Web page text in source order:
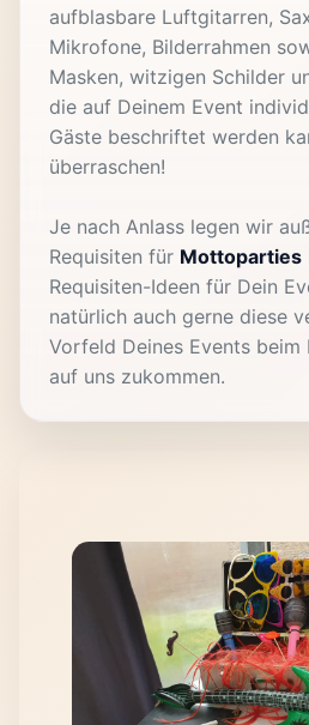
aufblasbare Luftgitarren,
Mikrofone, Bilderrahmen
Masken, witzigen Schilder
die auf Deinem Event
Gäste beschriftet werden
überraschen!
Je nach Anlass legen wir
Requisiten für Mottoparties
Requisiten-Ideen für Dein
natürlich auch gerne diese
Vorfeld Deines Events
auf uns zukommen.